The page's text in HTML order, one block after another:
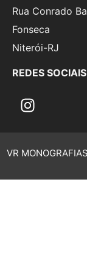
Rua Conrado
Fonseca
Niterói-RJ
REDES SOCIAIS
VR